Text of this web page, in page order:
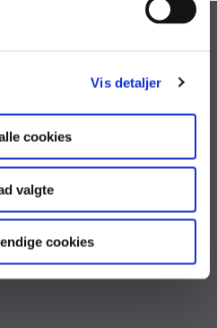
Vis detaljer
cookies
valgte
cookies